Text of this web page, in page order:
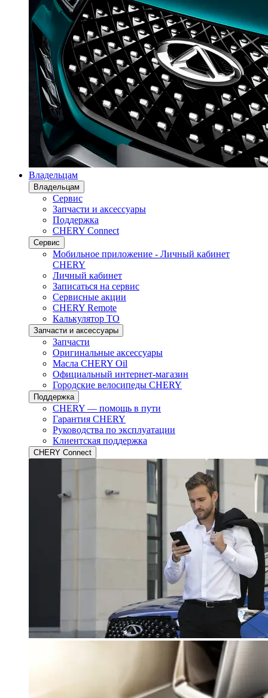
Владельцам
Владельцам
Сервис
Запчасти и аксессуары
Поддержка
CHERY Connect
Сервис
Мобильное приложение - Личный кабинет
CHERY
Личный кабинет
Записаться на сервис
Сервисные акции
CHERY Remote
Калькулятор ТО
Запчасти и аксессуары
Запчасти
Оригинальные аксессуары
Масла CHERY Oil
Официальный интернет-магазин
Городские велосипеды CHERY
Поддержка
CHERY — помощь в пути
Гарантия CHERY
Руководства по эксплуатации
Клиентская поддержка
CHERY Connect